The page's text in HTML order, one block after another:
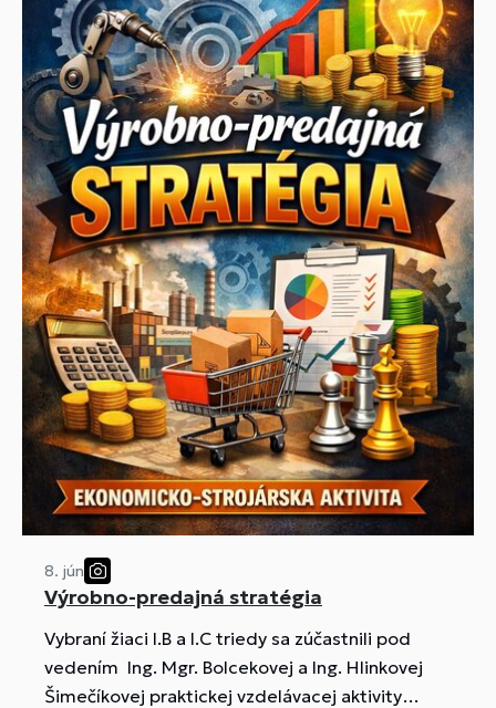
8. jún
Výrobno-predajná stratégia
Vybraní žiaci I.B a I.C triedy sa zúčastnili pod
vedením Ing. Mgr. Bolcekovej a Ing. Hlinkovej
Šimečíkovej praktickej vzdelávacej aktivity